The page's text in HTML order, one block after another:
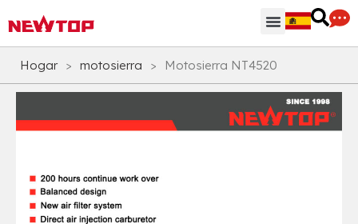
Hogar > motosierra > Motosierra NT4520